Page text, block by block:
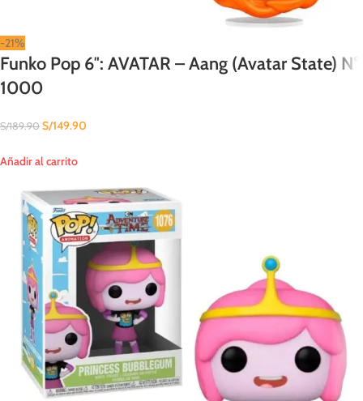
-21%
Funko Pop 6″: AVATAR – Aang (Avatar State) N°
1000
S/189.90 S/149.90
Añadir al carrito